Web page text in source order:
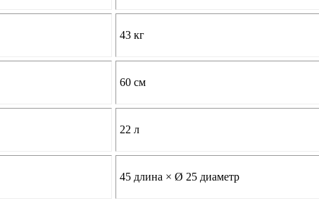
43 кг
60 см
22 л
45 длина × Ø 25 диаметр